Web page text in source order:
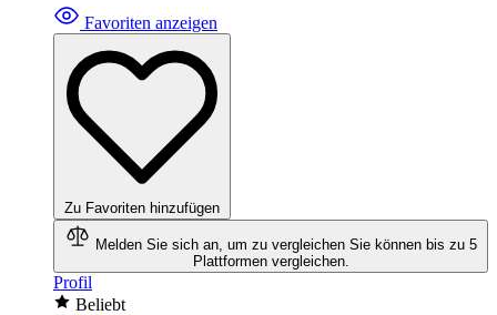
Favoriten anzeigen
Zu Favoriten hinzufügen
Melden Sie sich an, um zu vergleichen Sie können bis zu 5
Plattformen vergleichen.
Profil
Beliebt